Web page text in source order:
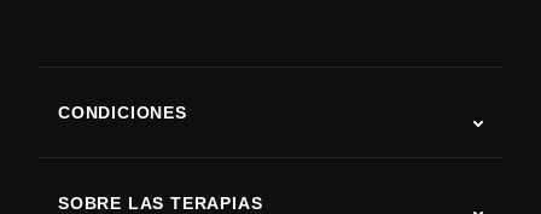
CONDICIONES
SOBRE LAS TERAPIAS